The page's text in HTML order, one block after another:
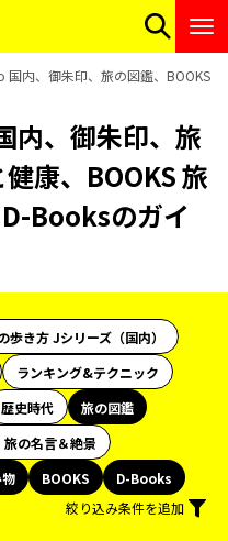
内、御朱印、旅の図鑑、BOOKS
内、御朱印、旅
康、BOOKS 旅
Booksのガイ
歩き方 Jシリーズ（国内）
ランキング&テクニック
歴史時代
旅の図鑑
旅の名言＆絶景
BOOKS
D-Books
絞り込み条件を追加